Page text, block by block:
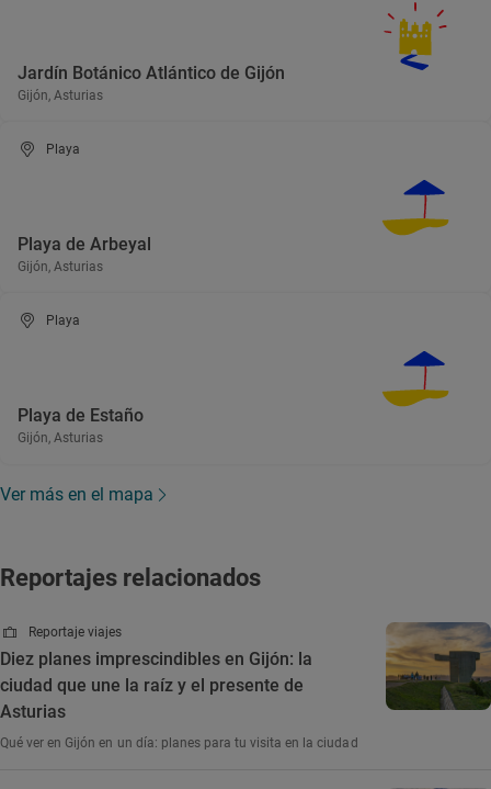
Jardín Botánico Atlántico de Gijón
Gijón, Asturias
Playa
Playa de Arbeyal
Gijón, Asturias
Playa
Playa de Estaño
Gijón, Asturias
Ver más en el mapa
Reportajes relacionados
Reportaje viajes
Diez planes imprescindibles en Gijón: la
ciudad que une la raíz y el presente de
Asturias
Qué ver en Gijón en un día: planes para tu visita en la ciudad